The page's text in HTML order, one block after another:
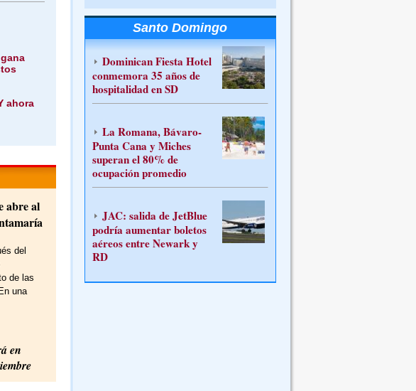
ahora
abre al
del
de las
una
en
Santo Domingo
Dominican Fiesta Hotel
conmemora 35 años de
hospitalidad en SD
La Romana, Bávaro-
Punta Cana y Miches
superan el 80% de
ocupación promedio
JAC: salida de JetBlue
podría aumentar boletos
aéreos entre Newark y
RD